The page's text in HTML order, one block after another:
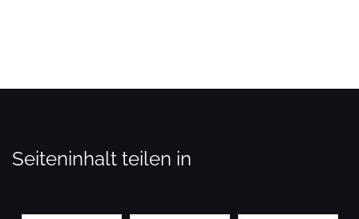
Seiteninhalt teilen in